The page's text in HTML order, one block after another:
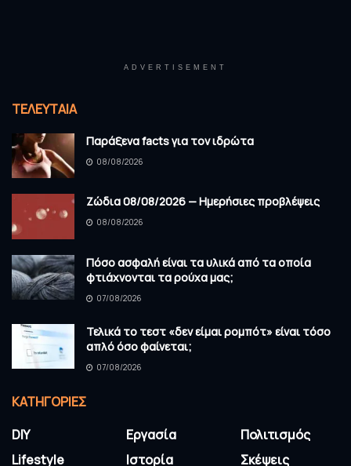
ADVERTISEMENT
ΤΕΛΕΥΤΑΊΑ
Παράξενα facts για τον ιδρώτα
08/08/2026
Ζώδια 08/08/2026 — Ημερήσιες προβλέψεις
08/08/2026
Πόσο ασφαλή είναι τα υλικά από τα οποία
φτιάχνονται τα ρούχα μας;
07/08/2026
Τελικά το τεστ «δεν είμαι ρομπότ» είναι τόσο
απλό όσο φαίνεται;
07/08/2026
KΑΤΗΓΟΡΊΕΣ
DIY
Lifestyle
Εργασία
Ιστορία
Πολιτισμός
Σκέψεις